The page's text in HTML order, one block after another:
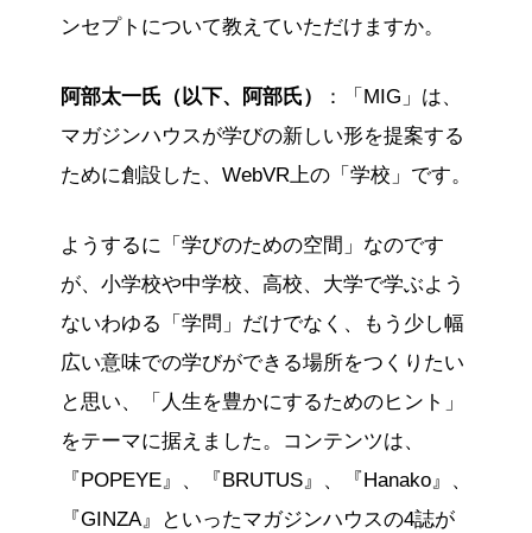
ンセプトについて教えていただけますか。
阿部太一氏（以下、阿部氏）
：「MIG」は、
マガジンハウスが学びの新しい形を提案する
ために創設した、WebVR上の「学校」です。
ようするに「学びのための空間」なのです
が、小学校や中学校、高校、大学で学ぶよう
ないわゆる「学問」だけでなく、もう少し幅
広い意味での学びができる場所をつくりたい
と思い、「人生を豊かにするためのヒント」
をテーマに据えました。コンテンツは、
『POPEYE』、『BRUTUS』、『Hanako』、
『GINZA』といったマガジンハウスの4誌が